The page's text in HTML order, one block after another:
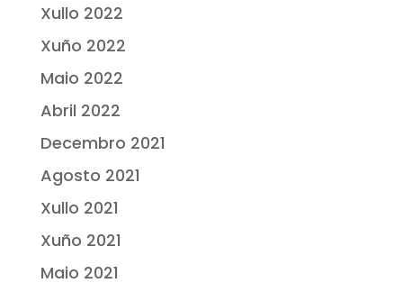
Xullo 2022
Xuño 2022
Maio 2022
Abril 2022
Decembro 2021
Agosto 2021
Xullo 2021
Xuño 2021
Maio 2021